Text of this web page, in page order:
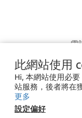
此網站使用
Hi, 本網站使用必
站服務，後者將在
更多
設定偏好
電
信箱｜
地址｜桃
I CA PING